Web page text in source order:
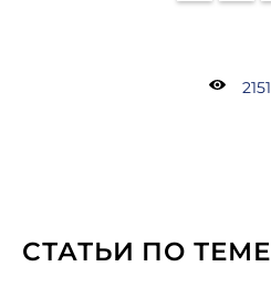
2151
СТАТЬИ ПО ТЕМЕ